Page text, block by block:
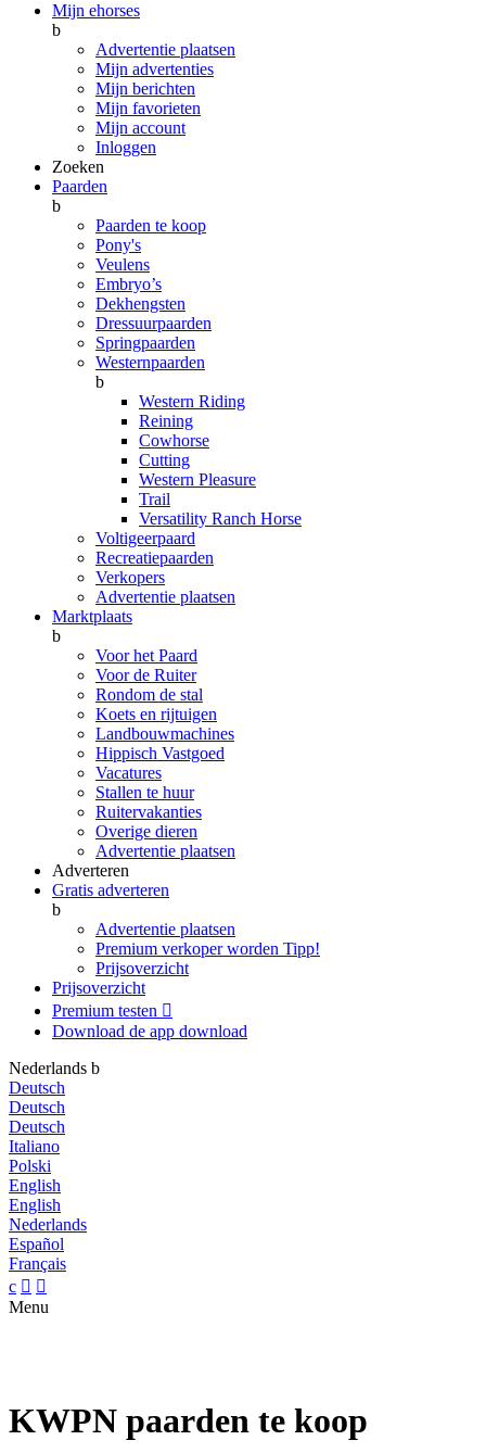
Mijn ehorses
b
Advertentie plaatsen
Mijn advertenties
Mijn berichten
Mijn favorieten
Mijn account
Inloggen
Zoeken
Paarden
b
Paarden te koop
Pony's
Veulens
Embryo’s
Dekhengsten
Dressuurpaarden
Springpaarden
Westernpaarden
b
Western Riding
Reining
Cowhorse
Cutting
Western Pleasure
Trail
Versatility Ranch Horse
Voltigeerpaard
Recreatiepaarden
Verkopers
Advertentie plaatsen
Marktplaats
b
Voor het Paard
Voor de Ruiter
Rondom de stal
Koets en rijtuigen
Landbouwmachines
Hippisch Vastgoed
Vacatures
Stallen te huur
Ruitervakanties
Overige dieren
Advertentie plaatsen
Adverteren
Gratis adverteren
b
Advertentie plaatsen
Premium verkoper worden Tipp!
Prijsoverzicht
Prijsoverzicht
Premium testen 
Download de app download
Nederlands b
Deutsch
Deutsch
Deutsch
Italiano
Polski
English
English
Nederlands
Español
Français
c  
Menu
KWPN paarden te koop